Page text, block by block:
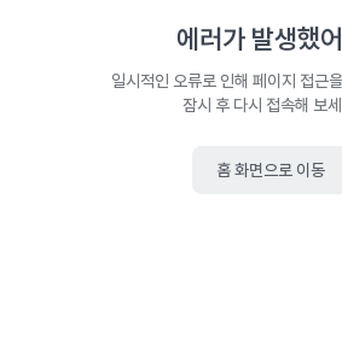
에러가 발생했
일시적인 오류로 인해 페이지 접근
잠시 후 다시 접속해 보
홈 화면으로 이동